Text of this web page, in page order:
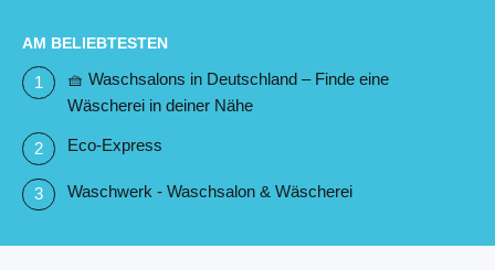
AM BELIEBTESTEN
🧺 Waschsalons in Deutschland – Finde eine
Wäscherei in deiner Nähe
Eco-Express
Waschwerk - Waschsalon & Wäscherei